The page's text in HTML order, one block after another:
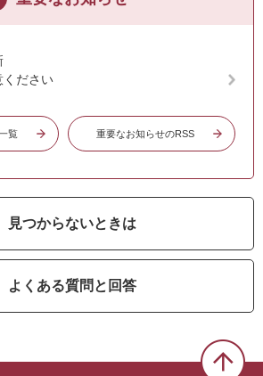
ください
覧 重要なお知らせのRSS
見つからないときは
よくある質問と回答